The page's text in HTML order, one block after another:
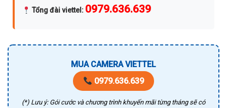
Tổng đài viettel : 0979.636.639
MUA CAMERA VIETTEL
0979.636.639
(*) Lưu ý: Gói cước và chương trình khuyến mãi từng tháng sẽ có